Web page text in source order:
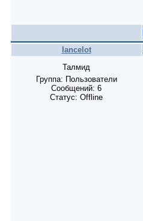
lancelot
Талмид
Группа: Пользователи
Сообщений: 6
Статус: Offline